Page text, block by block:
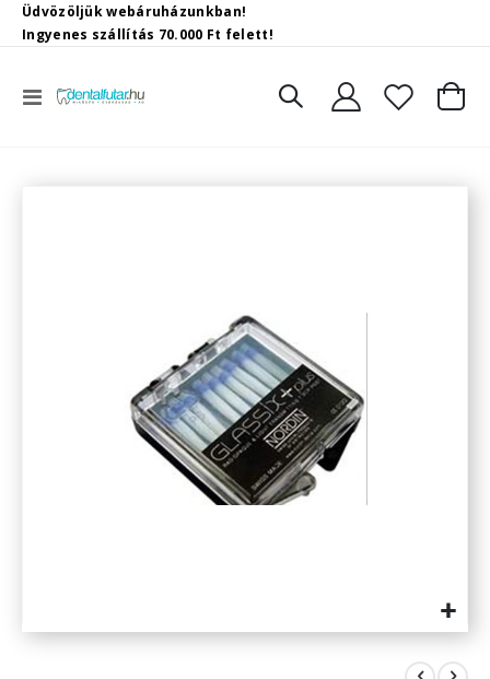
Üdvözöljük webáruházunkban!
Ingyenes szállítás 70.000 Ft felett!
Toggle
Kosár
Ugrás